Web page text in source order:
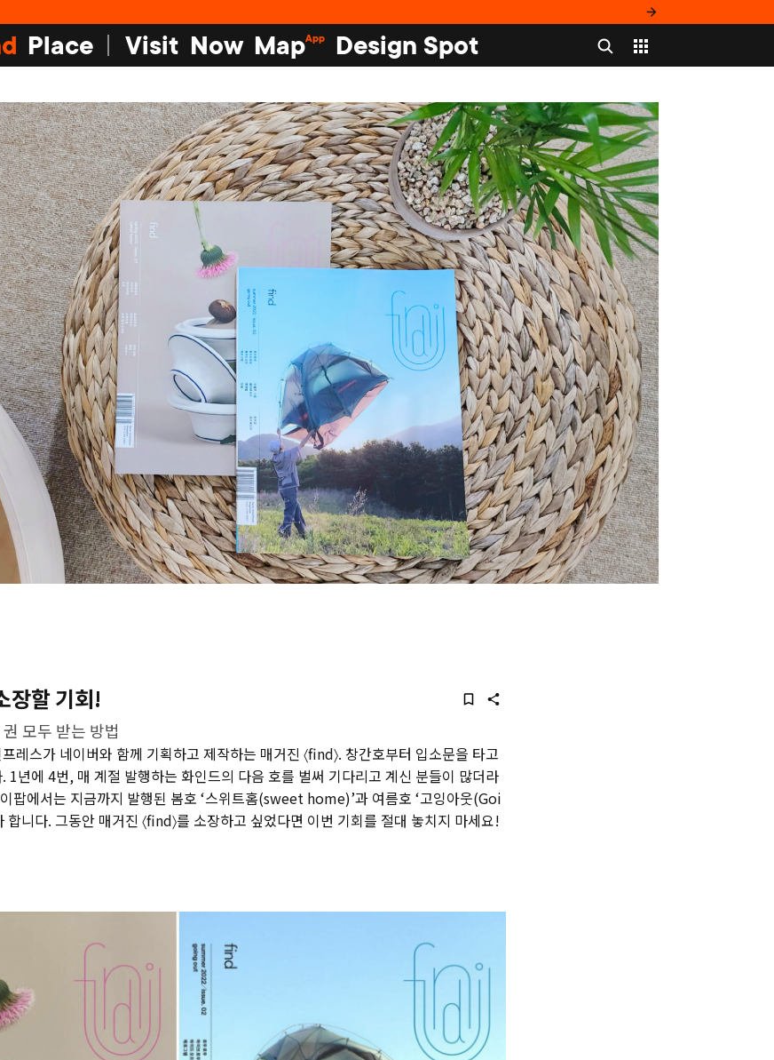
Place Visit Now MapApp Design Spot
장할 기회!
모두 받는 방법
레스가 네이버와 함께 기획하고 제작하는 매거진 〈find〉. 창간호부터 입소문을 타고
1년에 4번, 매 계절 발행하는 화인드의 다음 호를 벌써 기다리고 계신 분들이 많더라
팝에서는 지금까지 발행된 봄호 ‘스위트홈(sweet home)’과 여름호 ‘고잉아웃(Goi
니다. 그동안 매거진 〈find〉를 소장하고 싶었다면 이번 기회를 절대 놓치지 마세요!